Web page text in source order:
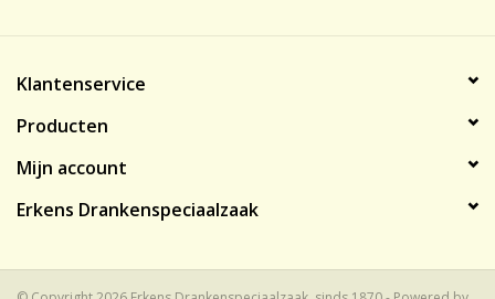
Klantenservice
Producten
Mijn account
Erkens Drankenspeciaalzaak